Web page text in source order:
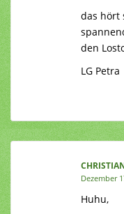
das hört
den
LG Petra
Dezember
Huhu,